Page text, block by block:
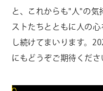
と、これからも"人"の気
ストたちとともに人の
し続けてまいります。
にもどうぞご期待くださ